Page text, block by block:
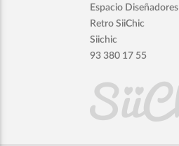
Espacio Diseñadores
Retro SiiChic
Siichic
93 380 17 55